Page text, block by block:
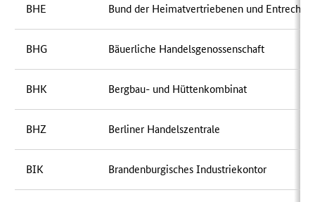
BHE Bund der Heimatvertriebenen und
BHG Bäuerliche Handelsgenossenschaft
BHK Bergbau- und Hüttenkombinat
BHZ Berliner Handelszentrale
BIK Brandenburgisches Industriekontor